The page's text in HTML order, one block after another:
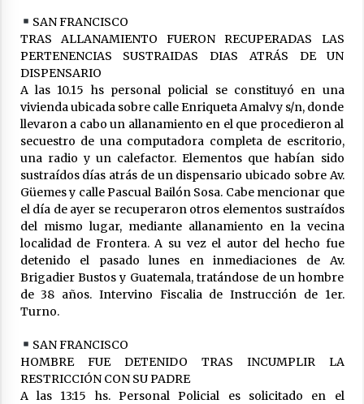
SAN FRANCISCO
TRAS ALLANAMIENTO FUERON RECUPERADAS LAS
PERTENENCIAS SUSTRAIDAS DIAS ATRÁS DE UN
DISPENSARIO
A las 10.15 hs personal policial se constituyó en una
vivienda ubicada sobre calle Enriqueta Amalvy s/n, donde
llevaron a cabo un allanamiento en el que procedieron al
secuestro de una computadora completa de escritorio,
una radio y un calefactor. Elementos que habían sido
sustraídos días atrás de un dispensario ubicado sobre Av.
Güemes y calle Pascual Bailón Sosa. Cabe mencionar que
el día de ayer se recuperaron otros elementos sustraídos
del mismo lugar, mediante allanamiento en la vecina
localidad de Frontera. A su vez el autor del hecho fue
detenido el pasado lunes en inmediaciones de Av.
Brigadier Bustos y Guatemala, tratándose de un hombre
de 38 años. Intervino Fiscalia de Instrucción de 1er.
Turno.
SAN FRANCISCO
HOMBRE FUE DETENIDO TRAS INCUMPLIR LA
RESTRICCIÓN CON SU PADRE
A las 13:15 hs. Personal Policial es solicitado en el